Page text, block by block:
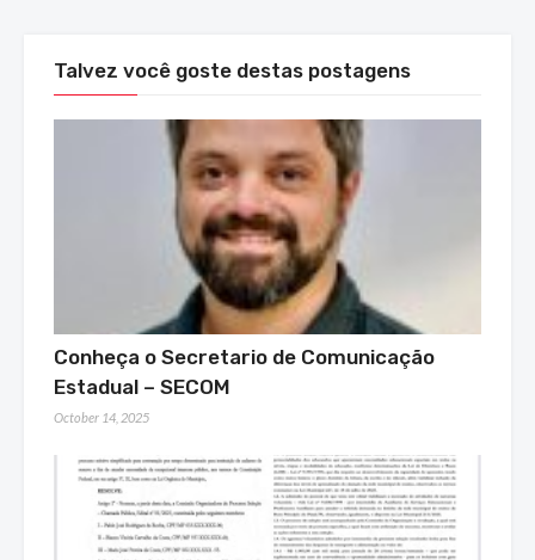
Talvez você goste destas postagens
Conheça o Secretario de Comunicação
Estadual – SECOM
October 14, 2025